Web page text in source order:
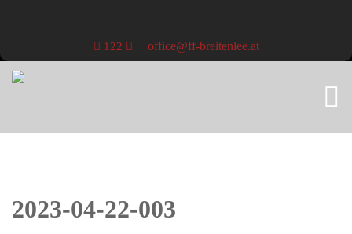
122 office@ff-breitenlee.at
2023-04-22-003